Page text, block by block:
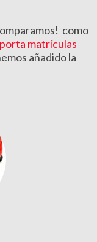
como
porta matrículas
añadido la